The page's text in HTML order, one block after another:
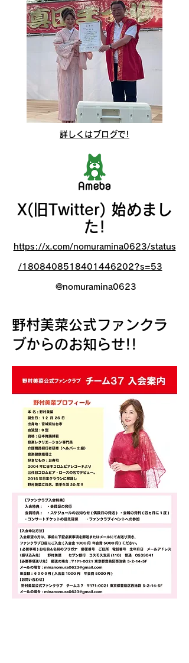
詳しくはブログで!
X(旧Twitter) 始めまし
た!
https://x.com/nomuramina0623/status
/1808408518401446202?s=53
@nomuramina0623
​野村美菜公式ファンクラ
ブからのお知らせ!!